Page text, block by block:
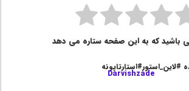
باشید که به این صفحه ستاره می دهد
Darvishzade